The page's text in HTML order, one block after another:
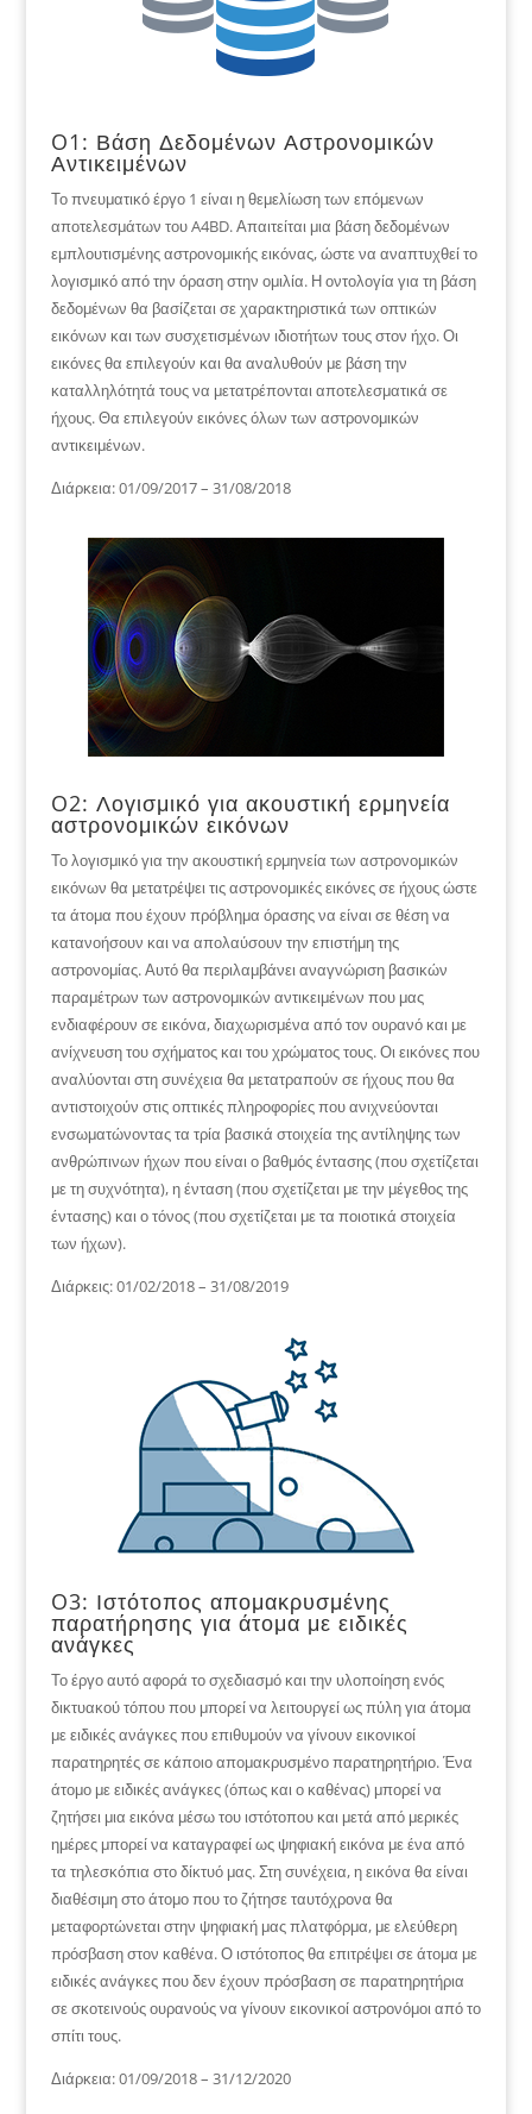
O1: Βάση Δεδομένων Αστρονομικών
Αντικειμένων
Το πνευματικό έργο 1 είναι η θεμελίωση των επόμενων
αποτελεσμάτων του A4BD. Απαιτείται μια βάση δεδομένων
εμπλουτισμένης αστρονομικής εικόνας, ώστε να αναπτυχθεί το
λογισμικό από την όραση στην ομιλία. Η οντολογία για τη βάση
δεδομένων θα βασίζεται σε χαρακτηριστικά των οπτικών
εικόνων και των συσχετισμένων ιδιοτήτων τους στον ήχο. Οι
εικόνες θα επιλεγούν και θα αναλυθούν με βάση την
καταλληλότητά τους να μετατρέπονται αποτελεσματικά σε
ήχους. Θα επιλεγούν εικόνες όλων των αστρονομικών
αντικειμένων.
Διάρκεια: 01/09/2017 – 31/08/2018
O2: Λογισμικό για ακουστική ερμηνεία
αστρονομικών εικόνων
Το λογισμικό για την ακουστική ερμηνεία των αστρονομικών
εικόνων θα μετατρέψει τις αστρονομικές εικόνες σε ήχους ώστε
τα άτομα που έχουν πρόβλημα όρασης να είναι σε θέση να
κατανοήσουν και να απολαύσουν την επιστήμη της
αστρονομίας. Αυτό θα περιλαμβάνει αναγνώριση βασικών
παραμέτρων των αστρονομικών αντικειμένων που μας
ενδιαφέρουν σε εικόνα, διαχωρισμένα από τον ουρανό και με
ανίχνευση του σχήματος και του χρώματος τους. Οι εικόνες που
αναλύονται στη συνέχεια θα μετατραπούν σε ήχους που θα
αντιστοιχούν στις οπτικές πληροφορίες που ανιχνεύονται
ενσωματώνοντας τα τρία βασικά στοιχεία της αντίληψης των
ανθρώπινων ήχων που είναι ο βαθμός έντασης (που σχετίζεται
με τη συχνότητα), η ένταση (που σχετίζεται με την μέγεθος της
έντασης) και ο τόνος (που σχετίζεται με τα ποιοτικά στοιχεία
των ήχων).
Διάρκεις: 01/02/2018 – 31/08/2019
O3: Ιστότοπος απομακρυσμένης
παρατήρησης για άτομα με ειδικές
ανάγκες
Το έργο αυτό αφορά το σχεδιασμό και την υλοποίηση ενός
δικτυακού τόπου που μπορεί να λειτουργεί ως πύλη για άτομα
με ειδικές ανάγκες που επιθυμούν να γίνουν εικονικοί
παρατηρητές σε κάποιο απομακρυσμένο παρατηρητήριο. Ένα
άτομο με ειδικές ανάγκες (όπως και ο καθένας) μπορεί να
ζητήσει μια εικόνα μέσω του ιστότοπου και μετά από μερικές
ημέρες μπορεί να καταγραφεί ως ψηφιακή εικόνα με ένα από
τα τηλεσκόπια στο δίκτυό μας. Στη συνέχεια, η εικόνα θα είναι
διαθέσιμη στο άτομο που το ζήτησε ταυτόχρονα θα
μεταφορτώνεται στην ψηφιακή μας πλατφόρμα, με ελεύθερη
πρόσβαση στον καθένα. Ο ιστότοπος θα επιτρέψει σε άτομα με
ειδικές ανάγκες που δεν έχουν πρόσβαση σε παρατηρητήρια
σε σκοτεινούς ουρανούς να γίνουν εικονικοί αστρονόμοι από το
σπίτι τους.
Διάρκεια: 01/09/2018 – 31/12/2020